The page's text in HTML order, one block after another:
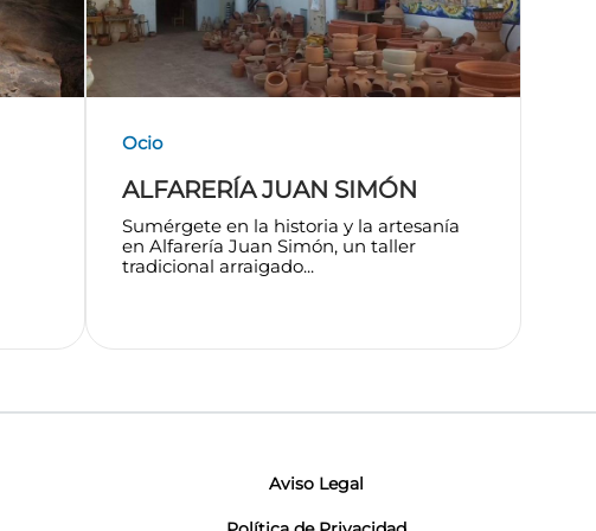
Ocio
ALFARERÍA JUAN SIMÓN
Sumérgete en la historia y la artesanía
en Alfarería Juan Simón, un taller
tradicional arraigado...
Aviso Legal